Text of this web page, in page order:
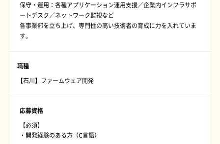
保守・運用：各種アプリケーション運用支援／企業内インフラサポ
ートデスク／ネットワーク監視など
各事業部を立ち上げ、専門性の高い技術者の育成に力を入れていま
す。
職種
【石川】ファームウェア開発
応募資格
【必須】
・開発経験のある方（C言語）